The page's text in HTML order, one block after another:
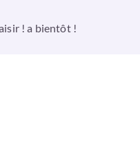
! a bientôt !